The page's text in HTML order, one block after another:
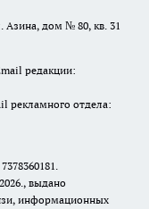
Азина, дом № 80, кв. 31
редакции:
рекламного отдела:
выдано
информационных